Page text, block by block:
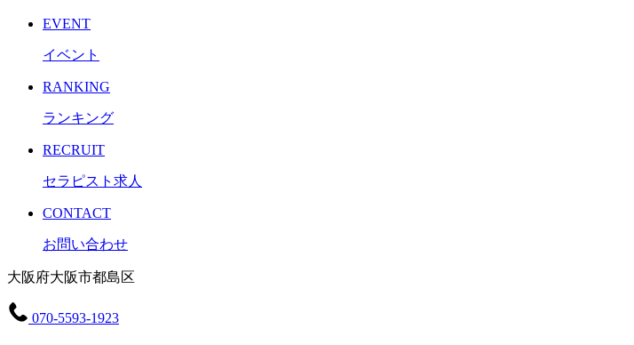
EVENT
イベント
RANKING
ランキング
RECRUIT
セラピスト求人
CONTACT
お問い合わせ
大阪府大阪市都島区
070-5593-1923